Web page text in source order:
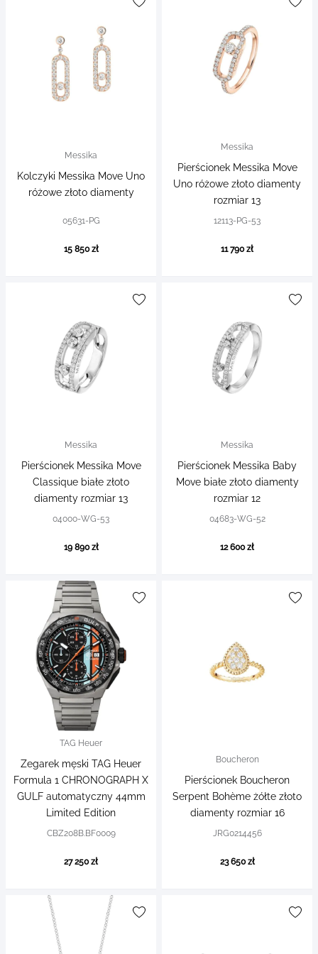
Messika
Kolczyki Messika Move Uno
różowe złoto diamenty
05631-PG
15 850 zł
Messika
Pierścionek Messika Move
Uno różowe złoto diamenty
rozmiar 13
12113-PG-53
11 790 zł
Messika
Pierścionek Messika Move
Classique białe złoto
diamenty rozmiar 13
04000-WG-53
19 890 zł
Messika
Pierścionek Messika Baby
Move białe złoto diamenty
rozmiar 12
04683-WG-52
12 600 zł
TAG Heuer
Zegarek męski TAG Heuer
Formula 1 CHRONOGRAPH X
GULF automatyczny 44mm
Limited Edition
CBZ208B.BF0009
27 250 zł
Boucheron
Pierścionek Boucheron
Serpent Bohème żółte złoto
diamenty rozmiar 16
JRG0214456
23 650 zł